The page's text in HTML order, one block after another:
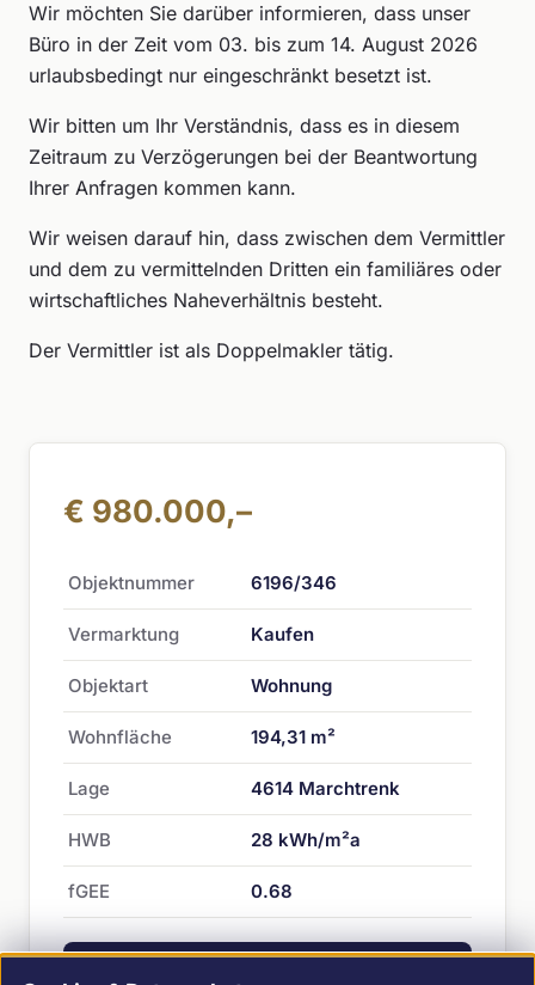
Wir möchten Sie darüber informieren, dass unser
Büro in der Zeit vom 03. bis zum 14. August 2026
urlaubsbedingt nur eingeschränkt besetzt ist.
Wir bitten um Ihr Verständnis, dass es in diesem
Zeitraum zu Verzögerungen bei der Beantwortung
Ihrer Anfragen kommen kann.
Wir weisen darauf hin, dass zwischen dem Vermittler
und dem zu vermittelnden Dritten ein familiäres oder
wirtschaftliches Naheverhältnis besteht.
Der Vermittler ist als Doppelmakler tätig.
€ 980.000,–
Objektnummer 6196/346
Vermarktung Kaufen
Objektart Wohnung
Wohnfläche 194,31 m²
Lage 4614 Marchtrenk
HWB 28 kWh/m²a
fGEE 0.68